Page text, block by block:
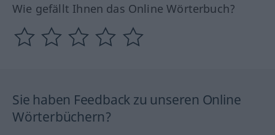
Wie gefällt Ihnen das Online Wörterbuch?
Sie haben Feedback zu unseren Online
Wörterbüchern?